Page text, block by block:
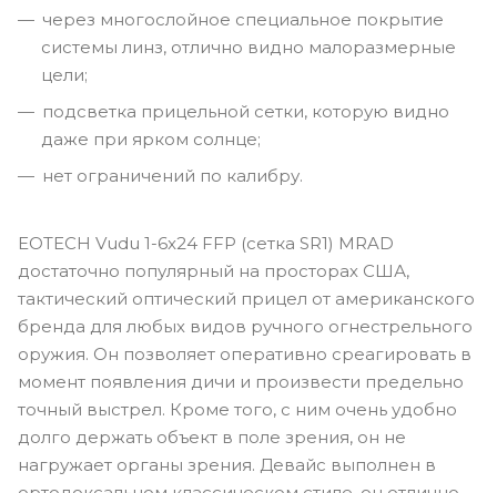
через многослойное специальное покрытие
системы линз, отлично видно малоразмерные
цели;
подсветка прицельной сетки, которую видно
даже при ярком солнце;
нет ограничений по калибру.
EOTECH Vudu 1-6x24 FFP (сетка SR1) MRAD
достаточно популярный на просторах США,
тактический оптический прицел от американского
бренда для любых видов ручного огнестрельного
оружия. Он позволяет оперативно среагировать в
момент появления дичи и произвести предельно
точный выстрел. Кроме того, с ним очень удобно
долго держать объект в поле зрения, он не
нагружает органы зрения. Девайс выполнен в